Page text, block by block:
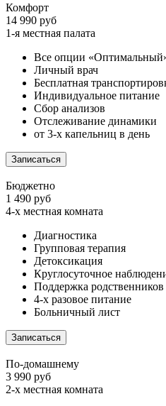
Комфорт
14 990 руб
1-я местная палата
Все опции
Личный врач
Бесплатная
Индивидуальное питание
Сбор анализов
Отслеживание динамики
от 3-х капельниц в день
Записаться
Бюджетно
1 490 руб
4-х местная комната
Диагностика
Групповая терапия
Детоксикация
Круглосуточное
Поддержка родственников
4-х разовое питание
Больничный лист
Записаться
По-домашнему
3 990 руб
2-х местная комната